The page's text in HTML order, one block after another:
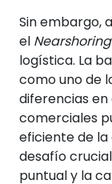
Sin embargo,
el Nearshoring
logística. La
como uno de
diferencias
comerciales
eficiente de
desafío
puntual y la